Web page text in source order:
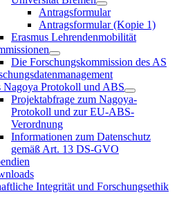
Antragsformular
Antragsformular (Kopie 1)
Erasmus Lehrendenmobilität
Die Forschungskommission des AS
Nagoya Protokoll und ABS
Projektabfrage zum Nagoya-
Protokoll und zur EU-ABS-
Verordnung
Informationen zum Datenschutz
gemäß Art. 13 DS-GVO
Integrität und Forschungsethik